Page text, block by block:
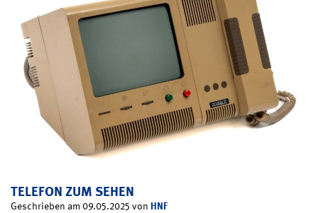
TELEFON ZUM SEHEN
Geschrieben am 09.05.2025 von HNF